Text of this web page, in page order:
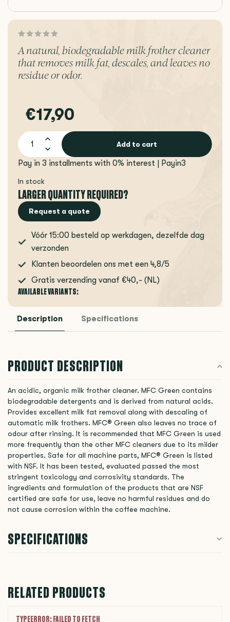
A natural, biodegradable milk frother cleaner
that removes milk fat, descales, and leaves no
residue or odor.
€17,90
Add to cart
Pay in 3 installments with 0% interest | Payin3
In stock
LARGER QUANTITY REQUIRED?
Request a quote
Vóór 15:00 besteld op werkdagen, dezelfde dag
verzonden
Klanten beoordelen ons met een 4,8/5
Gratis verzending vanaf €40,- (NL)
AVAILABLE VARIANTS:
Description Specifications
PRODUCT DESCRIPTION
An acidic, organic milk frother cleaner. MFC Green contains
biodegradable detergents and is derived from natural acids.
Provides excellent milk fat removal along with descaling of
automatic milk frothers. MFC® Green also leaves no trace of
odour after rinsing. It is recommended that MFC Green is used
more frequently than the other MFC cleaners due to its milder
properties. Safe for all machine parts, MFC® Green is listed
with NSF. It has been tested, evaluated passed the most
stringent toxicology and corrosivity standards. The
ingredients and formulation of the products that are NSF
certified are safe for use, leave no harmful residues and do
not cause corrosion within the coffee machine.
SPECIFICATIONS
RELATED PRODUCTS
TYPEERROR: FAILED TO FETCH